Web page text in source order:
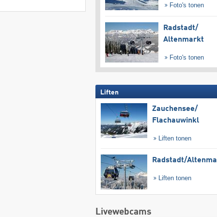
Foto's tonen
Radstadt/​
Altenmarkt
Foto's tonen
Liften
Zauchensee/​
Flachauwinkl
Liften tonen
Radstadt/​
Liften tonen
Livewebcams